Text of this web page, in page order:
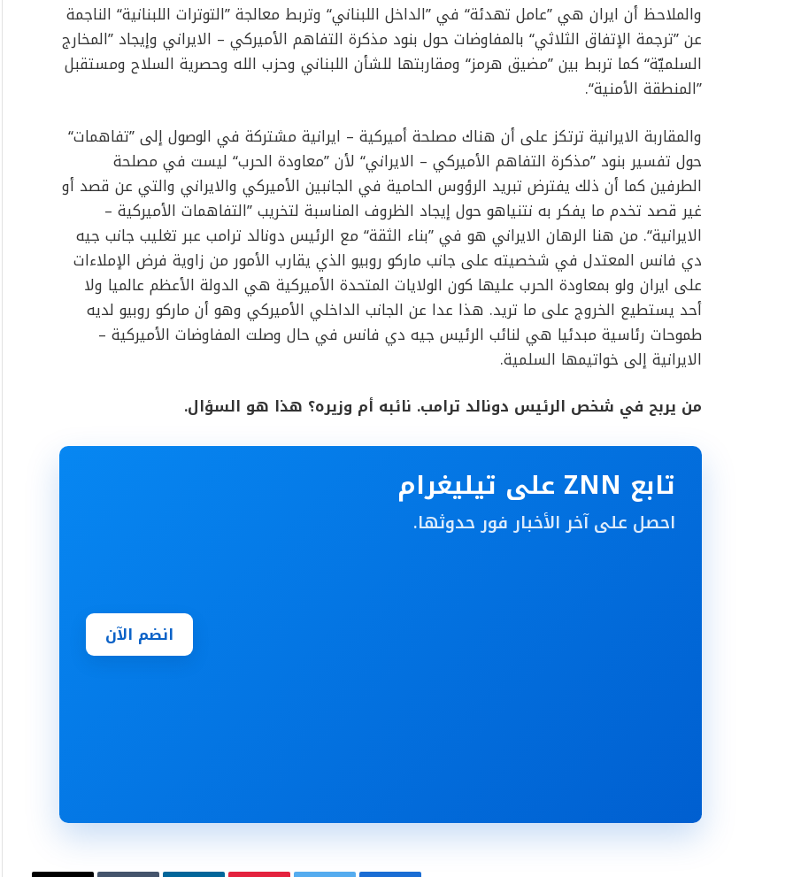
والملاحظ أن ايران هي ’’عامل تهدئة‘‘ في ’’الداخل اللبناني‘‘ وتربط معالجة ’’التوترات اللبنانية‘‘ الناجمة
عن ’’ترجمة الإتفاق الثلاثي‘‘ بالمفاوضات حول بنود مذكرة التفاهم الأميركي – الايراني وإيجاد ’’المخارج
السلميّة‘‘ كما تربط بين ’’مضيق هرمز‘‘ ومقاربتها للشأن اللبناني وحزب الله وحصرية السلاح ومستقبل
’’المنطقة الأمنية‘‘.
والمقاربة الايرانية ترتكز على أن هناك مصلحة أميركية – ايرانية مشتركة في الوصول إلى ’’تفاهمات‘‘
حول تفسير بنود ’’مذكرة التفاهم الأميركي – الايراني‘‘ لأن ’’معاودة الحرب‘‘ ليست في مصلحة
الطرفين كما أن ذلك يفترض تبريد الرؤوس الحامية في الجانبين الأميركي والايراني والتي عن قصد أو
غير قصد تخدم ما يفكر به نتنياهو حول إيجاد الظروف المناسبة لتخريب ’’التفاهمات الأميركية –
الايرانية‘‘. من هنا الرهان الايراني هو في ’’بناء الثقة‘‘ مع الرئيس دونالد ترامب عبر تغليب جانب جيه
دي فانس المعتدل في شخصيته على جانب ماركو روبيو الذي يقارب الأمور من زاوية فرض الإملاءات
على ايران ولو بمعاودة الحرب عليها كون الولايات المتحدة الأميركية هي الدولة الأعظم عالميا ولا
أحد يستطيع الخروج على ما تريد. هذا عدا عن الجانب الداخلي الأميركي وهو أن ماركو روبيو لديه
طموحات رئاسية مبدئيا هي لنائب الرئيس جيه دي فانس في حال وصلت المفاوضات الأميركية –
الايرانية إلى خواتيمها السلمية.
من يربح في شخص الرئيس دونالد ترامب. نائبه أم وزيره؟ هذا هو السؤال.
تابع ZNN على تيليغرام
احصل على آخر الأخبار فور حدوثها.
انضم الآن